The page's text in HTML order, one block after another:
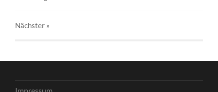
Nächster »
Impressum